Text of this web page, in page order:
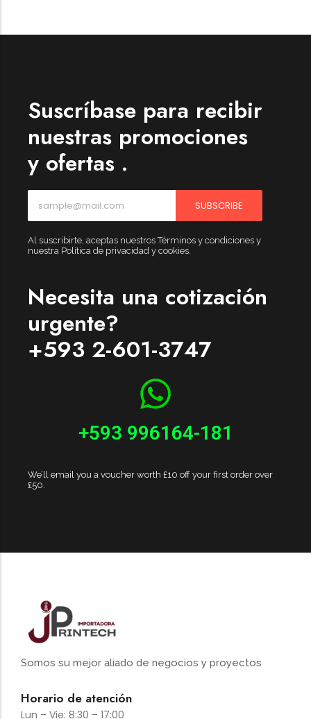
Suscríbase para recibir
nuestras promociones
y ofertas .
SUBSCRIBE
Al suscribirte, aceptas nuestros Términos y condiciones y
nuestra Política de privacidad y cookies.
Necesita una cotización
urgente?
+593 2-601-3747
+593 996164-181
We’ll email you a voucher worth £10 off your first order over
£50.
Somos su mejor aliado de negocios y proyectos
Horario de atención
Lun – Vie: 8:30 – 17:00